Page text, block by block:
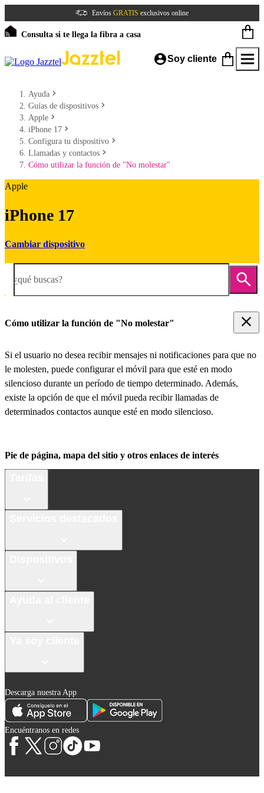
Envíos GRATIS exclusivos online
Consulta si te llega la fibra a casa
Soy cliente
Ayuda
Guías de dispositivos
Apple
iPhone 17
Configura tu dispositivo
Llamadas y contactos
Cómo utilizar la función de "No molestar"
Apple
iPhone 17
Cambiar dispositivo
¿qué buscas?
Cómo utilizar la función de "No molestar"
Si el usuario no desea recibir mensajes ni notificaciones para que no
le molesten, puede configurar el móvil para que esté en modo
silencioso durante un período de tiempo determinado. Además,
existe la opción de que el móvil pueda recibir llamadas de
determinados contactos aunque esté en modo silencioso.
Pie de página, mapa del sitio y otros enlaces de interés
Descarga nuestra App
Encuéntranos en redes